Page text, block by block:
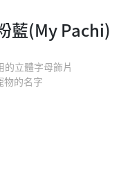
藍(My Pachi)
立體字母飾片
物的名字